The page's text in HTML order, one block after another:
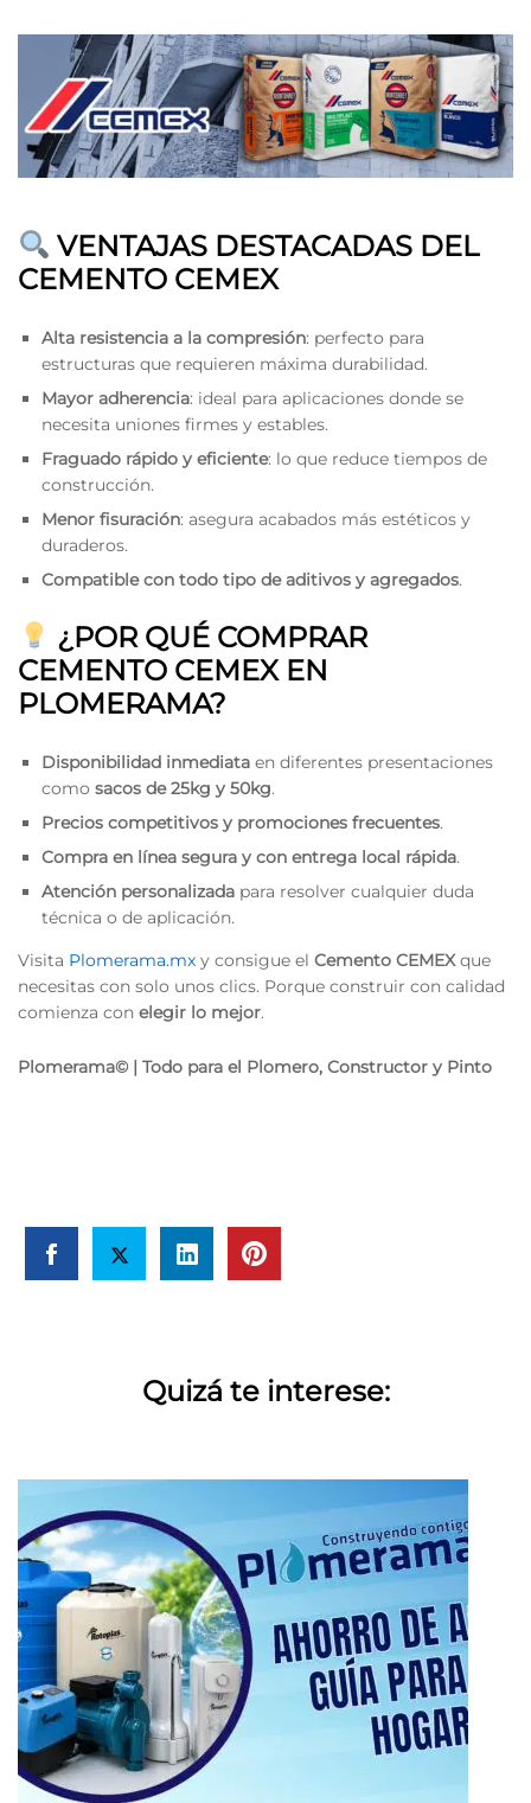
VENTAJAS DESTACADAS DEL
CEMENTO CEMEX
Alta resistencia a la compresión: perfecto para
estructuras que requieren máxima durabilidad.
Mayor adherencia: ideal para aplicaciones donde se
necesita uniones firmes y estables.
Fraguado rápido y eficiente: lo que reduce tiempos de
construcción.
Menor fisuración: asegura acabados más estéticos y
duraderos.
Compatible con todo tipo de aditivos y agregados.
¿POR QUÉ COMPRAR
CEMENTO CEMEX EN
PLOMERAMA?
Disponibilidad inmediata en diferentes presentaciones
como sacos de 25kg y 50kg.
Precios competitivos y promociones frecuentes.
Compra en línea segura y con entrega local rápida.
Atención personalizada para resolver cualquier duda
técnica o de aplicación.
Visita Plomerama.mx y consigue el Cemento CEMEXque
necesitas con solo unos clics. Porque construir con calidad
comienza con elegir lo mejor.
Plomerama© | Todo para el Plomero, Constructor y Pinto
Quizá te interese: